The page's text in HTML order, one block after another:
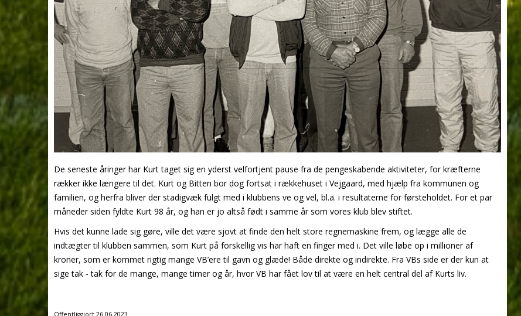
De seneste åringer har Kurt taget sig en yderst velfortjent pause fra de pengeskabende aktiviteter, for kræfterne
rækker ikke længere til det. Kurt og Bitten bor dog fortsat i rækkehuset i Vejgaard, med hjælp fra kommunen og
familien, og herfra bliver der stadigvæk fulgt med i klubbens ve og vel, bl.a. i resultaterne for førsteholdet. For et par
måneder siden fyldte Kurt 98 år, og han er jo altså født i samme år som vores klub blev stiftet.
Hvis det kunne lade sig gøre, ville det være sjovt at finde den helt store regnemaskine frem, og lægge alle de
indtægter til klubben sammen, som Kurt på forskellig vis har haft en finger med i. Det ville løbe op i millioner af
kroner, som er kommet rigtig mange VB’ere til gavn og glæde! Både direkte og indirekte. Fra VBs side er der kun at
sige tak - tak for de mange, mange timer og år, hvor VB har fået lov til at være en helt central del af Kurts liv.